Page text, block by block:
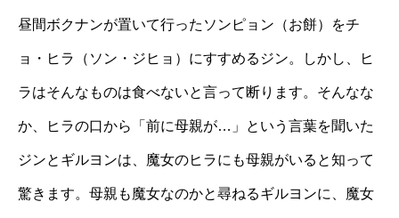
昼間ボクナンが置いて行ったソンピョン（お餅）をチ
ョ・ヒラ（ソン・ジヒョ）にすすめるジン。しかし、ヒ
ラはそんなものは食べないと言って断ります。そんなな
か、ヒラの口から「前に母親が…」という言葉を聞いた
ジンとギルヨンは、魔女のヒラにも母親がいると知って
驚きます。母親も魔女なのかと尋ねるギルヨンに、魔女